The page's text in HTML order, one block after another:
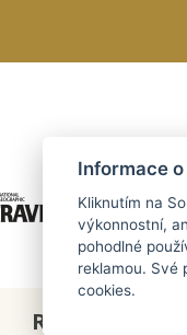
REZERVACE
Informace
Kliknutím na
výkonnostní,
pohodlné
reklamou. Své
cookies.